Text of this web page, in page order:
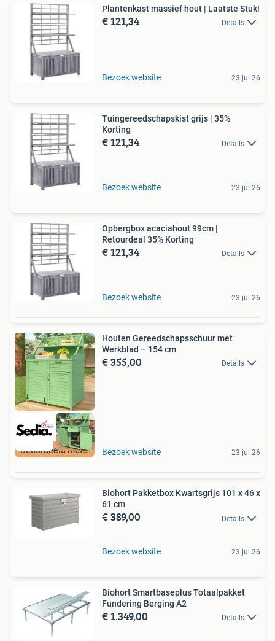
Plantenkast massief hout | Laatste Stuk!
€ 121,34 Details
Bezoek website 23 jul 26
Tuingereedschapskist grijs | 35%
Korting
€ 121,34 Details
Bezoek website 23 jul 26
Opbergbox acaciahout 99cm |
Retourdeal 35% Korting
€ 121,34 Details
Bezoek website 23 jul 26
Beoordeeld met 9+
Houten Gereedschapsschuur met
Werkblad – 154 cm
€ 355,00 Details
Bezoek website 23 jul 26
Biohort Pakketbox Kwartsgrijs 101 x 46 x
61 cm
€ 389,00 Details
Bezoek website 23 jul 26
Biohort Smartbaseplus Totaalpakket
Fundering Berging A2
€ 1.349,00 Details